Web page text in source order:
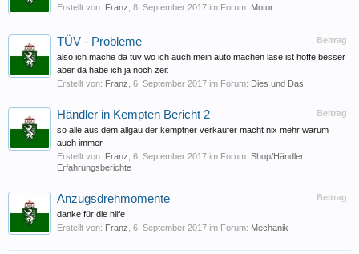
Erstellt von: Franz 8. September 2017 im Forum: Motor
Beitrag
TÜV - Probleme
also ich mache da tüv wo ich auch mein auto machen lase ist hoffe besser
aber da habe ich ja noch zeit
Erstellt von: Franz 6. September 2017 im Forum: Dies und Das
Beitrag
Händler in Kempten Bericht 2
so alle aus dem allgäu der kemptner verkäufer macht nix mehr warum
auch immer
Erstellt von: Franz 6. September 2017 im Forum: Shop/Händler
Erfahrungsberichte
Beitrag
Anzugsdrehmomente
danke für die hilfe
Erstellt von: Franz 6. September 2017 im Forum: Mechanik